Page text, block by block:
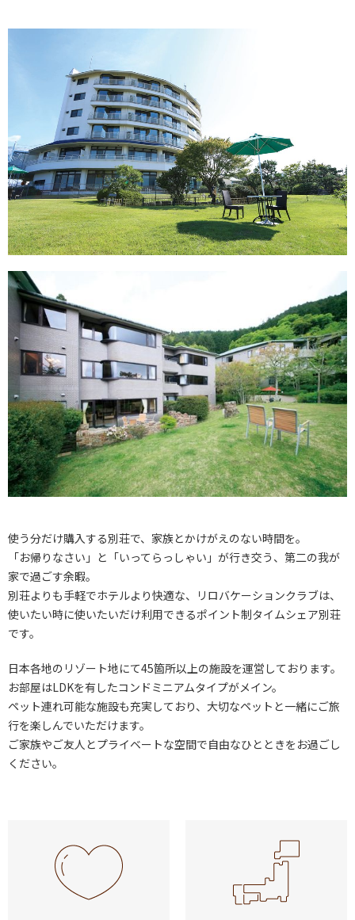
使う分だけ購入する別荘で、家族とかけがえのない時間を。
「お帰りなさい」と「いってらっしゃい」が行き交う、第二の我が
家で過ごす余暇。
別荘よりも手軽でホテルより快適な、リロバケーションクラブは、
使いたい時に使いたいだけ利用できるポイント制タイムシェア別荘
です。
日本各地のリゾート地にて45箇所以上の施設を運営しております。
お部屋はLDKを有したコンドミニアムタイプがメイン。
ペット連れ可能な施設も充実しており、大切なペットと一緒にご旅
行を楽しんでいただけます。
ご家族やご友人とプライベートな空間で自由なひとときをお過ごし
ください。